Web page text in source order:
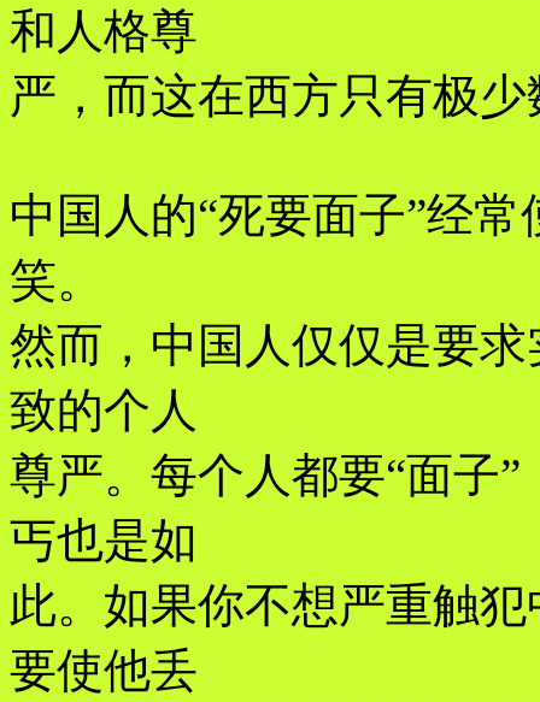
和人格尊
严，而这在西方只有极
中国人的“死要面子”经
笑。
然而，中国人仅仅是要
致的个人
尊严。每个人都要“面子
丐也是如
此。如果你不想严重触
要使他丢